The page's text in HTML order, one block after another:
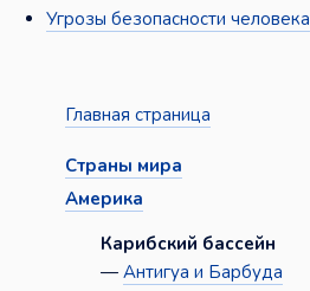
Угрозы безопасности человека
Главная страница
Страны мира
Америка
Карибский бассейн
— Антигуа и Барбуда